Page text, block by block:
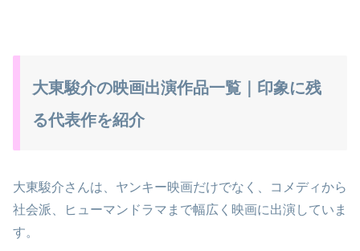
大東駿介の映画出演作品一覧｜印象に残
る代表作を紹介
大東駿介さんは、ヤンキー映画だけでなく、コメディから
社会派、ヒューマンドラマまで幅広く映画に出演していま
す。